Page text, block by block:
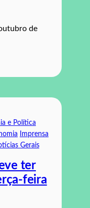
de
e Política
Imprensa
Gerais
ter
feira